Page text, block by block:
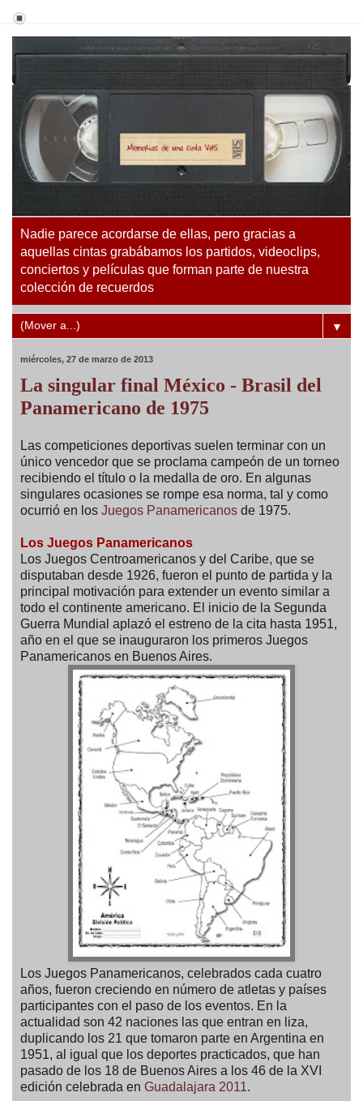
Nadie parece acordarse de ellas, pero gracias a
aquellas cintas grabábamos los partidos, videoclips,
conciertos y películas que forman parte de nuestra
colección de recuerdos
▼
miércoles, 27 de marzo de 2013
La singular final México - Brasil del
Panamericano de 1975
Las competiciones deportivas suelen terminar con un
único vencedor que se proclama campeón de un torneo
recibiendo el título o la medalla de oro. En algunas
singulares ocasiones se rompe esa norma, tal y como
ocurrió en los Juegos Panamericanos de 1975.
Los Juegos Panamericanos
Los Juegos Centroamericanos y del Caribe, que se
disputaban desde 1926, fueron el punto de partida y la
principal motivación para extender un evento similar a
todo el continente americano. El inicio de la Segunda
Guerra Mundial aplazó el estreno de la cita hasta 1951,
año en el que se inauguraron los primeros Juegos
Panamericanos en Buenos Aires.
Los Juegos Panamericanos, celebrados cada cuatro
años, fueron creciendo en número de atletas y países
participantes con el paso de los eventos. En la
actualidad son 42 naciones las que entran en liza,
duplicando los 21 que tomaron parte en Argentina en
1951, al igual que los deportes practicados, que han
pasado de los 18 de Buenos Aires a los 46 de la XVI
edición celebrada en Guadalajara 2011.